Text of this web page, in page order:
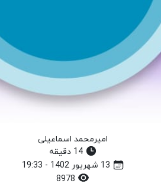
امیرمحمد اسماعیلی
14 دقیقه